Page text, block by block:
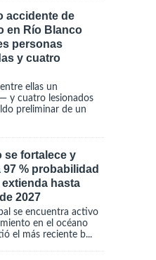
accidente de
en Río Blanco
personas
y cuatro
ellas un
y cuatro lesionados
preliminar de un
se fortalece y
97 % probabilidad
hasta
2027
se encuentra activo
en el océano
el más reciente b...